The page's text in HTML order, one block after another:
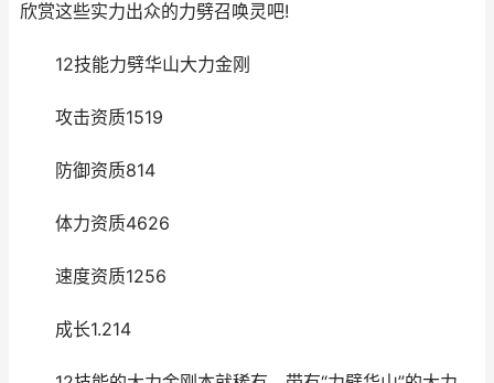
欣赏这些实力出众的力劈召唤灵吧!
12技能力劈华山大力金刚
攻击资质1519
防御资质814
体力资质4626
速度资质1256
成长1.214